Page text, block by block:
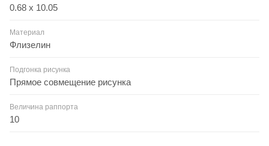
0.68 x 10.05
Материал
Флизелин
Подгонка рисунка
Прямое совмещение рисунка
Величина раппорта
10